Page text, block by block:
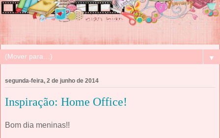
▼
segunda-feira, 2 de junho de 2014
Inspiração: Home Office!
Bom dia meninas!!